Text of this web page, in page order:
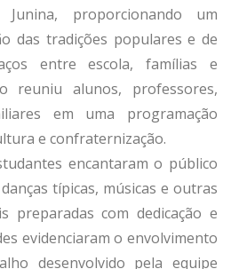
proporcionando um
das tradições populares e de
entre escola, famílias e
reuniu alunos, professores,
em uma programação
e confraternização.
encantaram o público
típicas, músicas e outras
preparadas com dedicação e
evidenciaram o envolvimento
desenvolvido pela equipe